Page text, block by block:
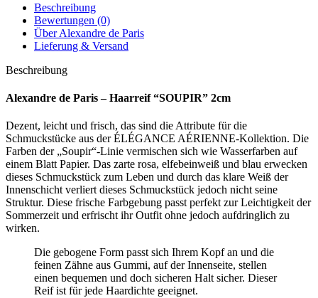
Beschreibung
Bewertungen (0)
Über Alexandre de Paris
Lieferung & Versand
Beschreibung
Alexandre de Paris – Haarreif “SOUPIR” 2cm
Dezent, leicht und frisch, das sind die Attribute für die
Schmuckstücke aus der ÉLÉGANCE AÉRIENNE-Kollektion. Die
Farben der „Soupir“-Linie vermischen sich wie Wasserfarben auf
einem Blatt Papier. Das zarte rosa, elfebeinweiß und blau erwecken
dieses Schmuckstück zum Leben und durch das klare Weiß der
Innenschicht verliert dieses Schmuckstück jedoch nicht seine
Struktur. Diese frische Farbgebung passt perfekt zur Leichtigkeit der
Sommerzeit und erfrischt ihr Outfit ohne jedoch aufdringlich zu
wirken.
Die gebogene Form passt sich Ihrem Kopf an und die
feinen Zähne aus Gummi, auf der Innenseite, stellen
einen bequemen und doch sicheren Halt sicher. Dieser
Reif ist für jede Haardichte geeignet.